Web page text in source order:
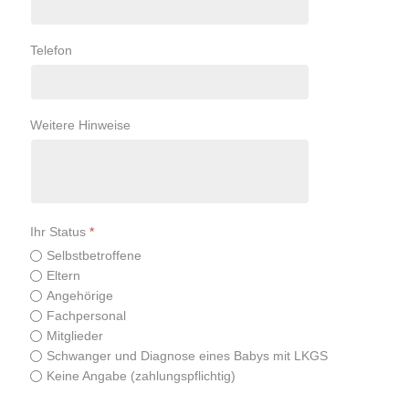
Telefon
Weitere Hinweise
Ihr Status *
Selbstbetroffene
Eltern
Angehörige
Fachpersonal
Mitglieder
Schwanger und Diagnose eines Babys mit LKGS
Keine Angabe (zahlungspflichtig)